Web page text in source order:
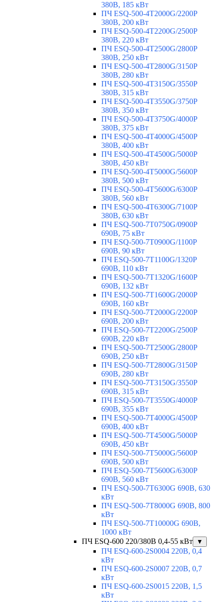
380В, 185 кВт
ПЧ ESQ-500-4T2000G/2200P
380В, 200 кВт
ПЧ ESQ-500-4T2200G/2500P
380В, 220 кВт
ПЧ ESQ-500-4T2500G/2800P
380В, 250 кВт
ПЧ ESQ-500-4T2800G/3150P
380В, 280 кВт
ПЧ ESQ-500-4T3150G/3550P
380В, 315 кВт
ПЧ ESQ-500-4T3550G/3750P
380В, 350 кВт
ПЧ ESQ-500-4T3750G/4000P
380В, 375 кВт
ПЧ ESQ-500-4T4000G/4500P
380В, 400 кВт
ПЧ ESQ-500-4T4500G/5000P
380В, 450 кВт
ПЧ ESQ-500-4T5000G/5600P
380В, 500 кВт
ПЧ ESQ-500-4T5600G/6300P
380В, 560 кВт
ПЧ ESQ-500-4T6300G/7100P
380В, 630 кВт
ПЧ ESQ-500-7T0750G/0900P
690В, 75 кВт
ПЧ ESQ-500-7T0900G/1100P
690В, 90 кВт
ПЧ ESQ-500-7T1100G/1320P
690В, 110 кВт
ПЧ ESQ-500-7T1320G/1600P
690В, 132 кВт
ПЧ ESQ-500-7T1600G/2000P
690В, 160 кВт
ПЧ ESQ-500-7T2000G/2200P
690В, 200 кВт
ПЧ ESQ-500-7T2200G/2500P
690В, 220 кВт
ПЧ ESQ-500-7T2500G/2800P
690В, 250 кВт
ПЧ ESQ-500-7T2800G/3150P
690В, 280 кВт
ПЧ ESQ-500-7T3150G/3550P
690В, 315 кВт
ПЧ ESQ-500-7T3550G/4000P
690В, 355 кВт
ПЧ ESQ-500-7T4000G/4500P
690В, 400 кВт
ПЧ ESQ-500-7T4500G/5000P
690В, 450 кВт
ПЧ ESQ-500-7T5000G/5600P
690В, 500 кВт
ПЧ ESQ-500-7T5600G/6300P
690В, 560 кВт
ПЧ ESQ-500-7T6300G 690В, 630
кВт
ПЧ ESQ-500-7T8000G 690В, 800
кВт
ПЧ ESQ-500-7T10000G 690В,
1000 кВт
ПЧ ESQ-600 220/380В 0,4-55 кВт
▼
ПЧ ESQ-600-2S0004 220В, 0,4
кВт
ПЧ ESQ-600-2S0007 220В, 0,7
кВт
ПЧ ESQ-600-2S0015 220В, 1,5
кВт